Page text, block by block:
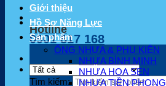
Hotline
0901 817 168
Tìm kiếm:
Giới thiệu
Hồ Sơ Năng Lực
Sản phẩm
ỐNG NHỰA & PHỤ KIỆN
NHỰA BÌNH MINH
NHỰA HOA SEN
NHỰA TIỀN PHONG